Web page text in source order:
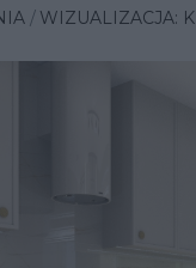
WIZUALIZACJA: